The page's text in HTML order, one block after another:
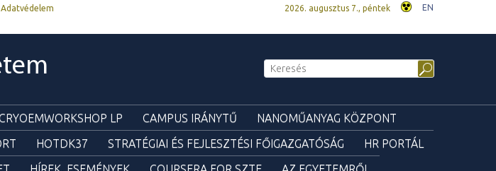
Adatvédelem
2026. augusztus 7., péntek EN
LP CAMPUS IRÁNYTŰ
NANOMŰANYAG KÖZPONT
HOTDK37 STRATÉGIAI ÉS FEJLESZTÉSI FŐIGAZGATÓSÁG
HR PORTÁL